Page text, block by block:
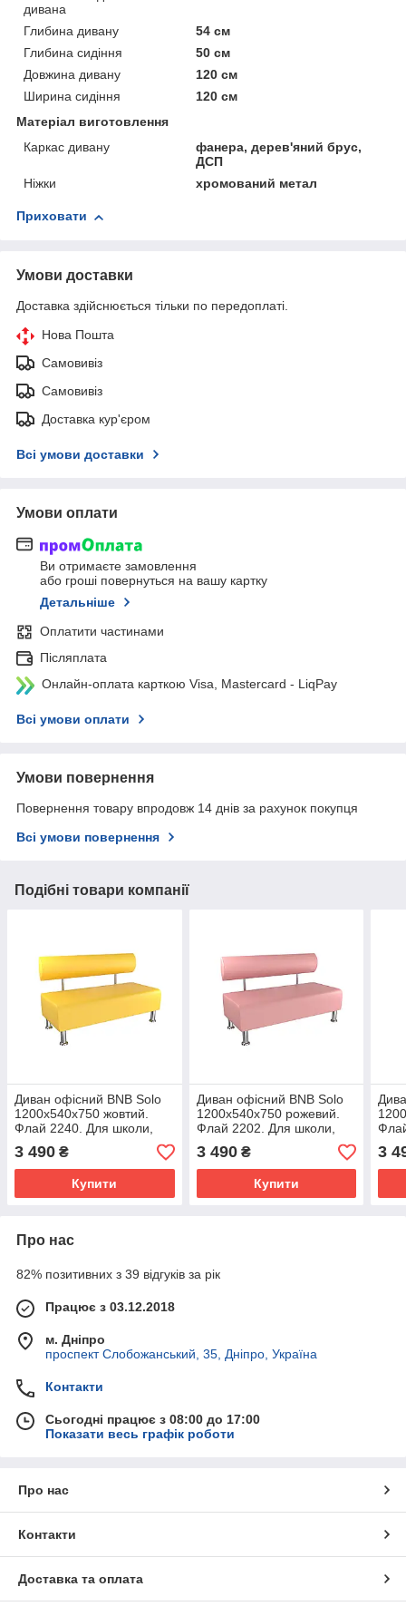
дивана
Глибина дивану
54 см
Глибина сидіння
50 см
Довжина дивану
120 см
Ширина сидіння
120 см
Матеріал виготовлення
Каркас дивану
фанера, дерев'яний брус,
ДСП
Ніжки
хромований метал
Приховати
Умови доставки
Доставка здійснюється тільки по передоплаті.
Нова Пошта
Самовивіз
Самовивіз
Доставка кур'єром
Всі умови доставки
Умови оплати
Ви отримаєте замовлення
або гроші повернуться на вашу картку
Детальніше
Оплатити частинами
Післяплата
Онлайн-оплата карткою Visa, Mastercard - LiqPay
Всі умови оплати
Умови повернення
Повернення товару впродовж 14 днів за рахунок покупця
Всі умови повернення
Подібні товари компанії
Диван офісний BNB Solo
1200x540x750 жовтий.
Флай 2240. Для школи,
очікування
3 490 ₴
Купити
Диван офісний BNB Solo
1200x540x750 рожевий.
Флай 2202. Для школи,
очікування
3 490₴
Купити
3
Про нас
82% позитивних з 39 відгуків за рік
Працює з 03.12.2018
м. Дніпро
проспект Слобожанський, 35, Дніпро, Україна
Контакти
Сьогодні працює з 08:00 до 17:00
Показати весь графік роботи
Про нас
Контакти
Доставка та оплата